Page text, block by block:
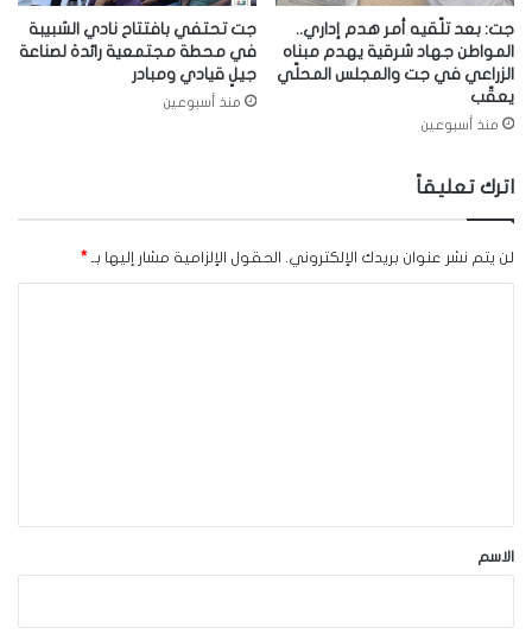
جت: بعد تلّقيه أمر هدم إداري..
المواطن جهاد شرقية يهدم مبناه
الزراعي في جت والمجلس المحلّي
يعقّب
منذ أسبوعين
جت تحتفي بافتتاح نادي الشبيبة
في محطة مجتمعية رائدة لصناعة
جيلٍ قيادي ومبادر
منذ أسبوعين
اترك تعليقاً
لن يتم نشر عنوان بريدك الإلكتروني. الحقول الإلزامية مشار إليها بـ *
*الاسم